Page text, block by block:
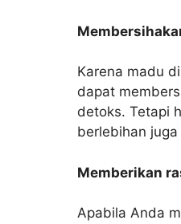
Karena madu
dapat
detoks. Tetapi
berlebihan
Memberikan
Apabila Anda